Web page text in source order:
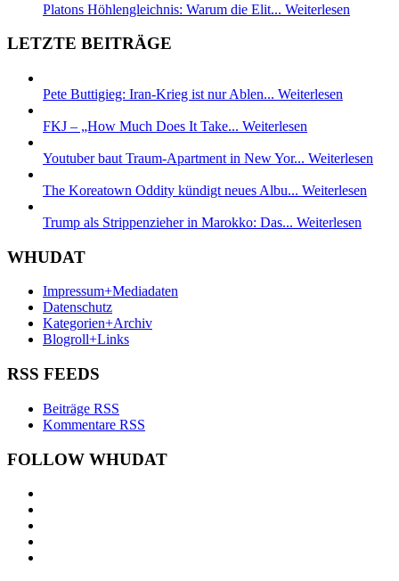
Platons Höhlengleichnis: Warum die Elit... Weiterlesen
LETZTE BEITRÄGE
Pete Buttigieg: Iran-Krieg ist nur Ablen... Weiterlesen
FKJ – „How Much Does It Take... Weiterlesen
Youtuber baut Traum-Apartment in New Yor... Weiterlesen
The Koreatown Oddity kündigt neues Albu... Weiterlesen
Trump als Strippenzieher in Marokko: Das... Weiterlesen
WHUDAT
Impressum+Mediadaten
Datenschutz
Kategorien+Archiv
Blogroll+Links
RSS FEEDS
Beiträge RSS
Kommentare RSS
FOLLOW WHUDAT